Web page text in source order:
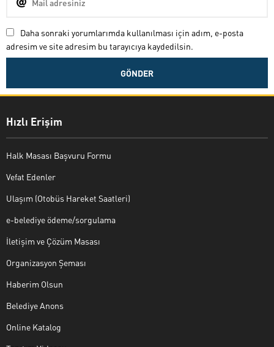
Daha sonraki yorumlarımda kullanılması için adım, e-posta
adresim ve site adresim bu tarayıcıya kaydedilsin.
Hızlı Erişim
Halk Masası Başvuru Formu
Vefat Edenler
Ulaşım (Otobüs Hareket Saatleri)
e-belediye ödeme/sorgulama
İletişim ve Çözüm Masası
Organizasyon Şeması
Haberim Olsun
Belediye Anons
Online Katalog